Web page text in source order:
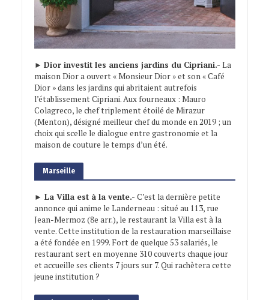
► Dior investit les anciens jardins du Cipriani.- La
maison Dior a ouvert « Monsieur Dior » et son « Café
Dior » dans les jardins qui abritaient autrefois
l’établissement Cipriani. Aux fourneaux : Mauro
Colagreco, le chef triplement étoilé de Mirazur
(Menton), désigné meilleur chef du monde en 2019 ; un
choix qui scelle le dialogue entre gastronomie et la
maison de couture le temps d’un été.
Marseille
► La Villa est à la vente.- C’est la dernière petite
annonce qui anime le Landerneau : situé au 113, rue
Jean-Mermoz (8e arr.), le restaurant la Villa est à la
vente. Cette institution de la restauration marseillaise
a été fondée en 1999. Fort de quelque 53 salariés, le
restaurant sert en moyenne 310 couverts chaque jour
et accueille ses clients 7 jours sur 7. Qui rachètera cette
jeune institution ?